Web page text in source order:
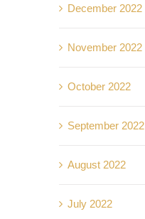
December 2022
November 2022
October 2022
September 2022
August 2022
July 2022